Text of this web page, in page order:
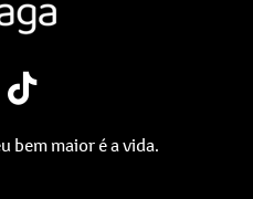
bem maior é a vida.